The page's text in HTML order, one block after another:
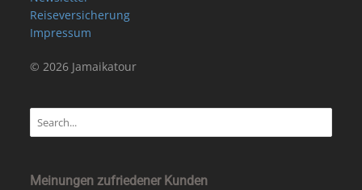
Reiseversicherung
Impressum
© 2026 Jamaikatour
Meinungen zufriedener Kunden